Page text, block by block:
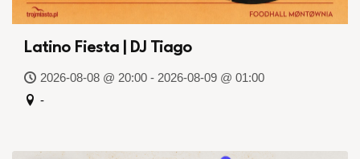
Latino Fiesta | DJ Tiago
2026-08-08 @ 20:00 - 2026-08-09 @ 01:00
-